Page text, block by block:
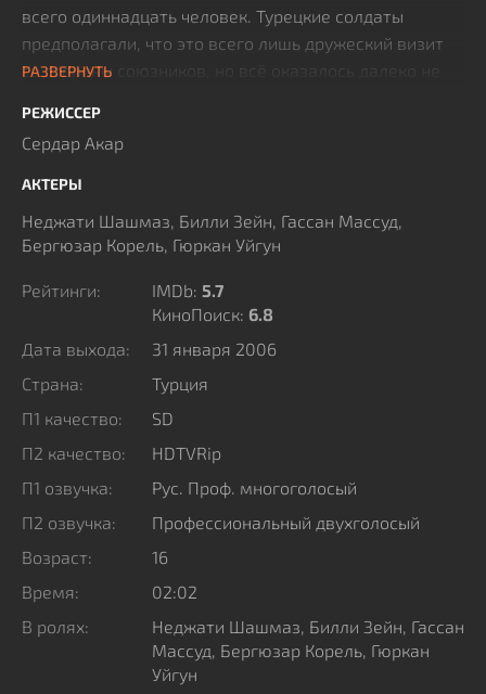
всего одиннадцать человек. Турецкие солдаты
предполагали, что это всего лишь дружеский визит
со стороны союзников, но всё оказалось далеко не
регионе и в тот день одиннадцать турецких солдат
были депортированы с капюшонами на головах, без
уважения их чести и достоинства и на глазах
Аслан, не может выдержать такого позора и кончает
жизнь самоубийством. В своей предсмертной
записке он обращается к своему старому другу,
опытному агенту турецких спецслужб Полату
Алемдару. Полат не может не выполнить последнюю
чтобы найти людей, погубивших его честь и
вынудивших расстаться с жизнью. То, что он увидел
там, разительно отличалось от ситуации,
потрясло его до глубины души. Виновником позора
Сулеймана и многих других преступлений против
человечности оказывается командир специальных
подразделений американских войск Сэм Уильям
многочисленных жертв Маршалла, молодой
девушкой Лейлой, и в своих поисках справедливости
РАЗВЕРНУТЬ
РЕЖИССЕР
Сердар Акар
АКТЕРЫ
Неджати Шашмаз, Билли Зейн, Гассан Массуд,
Бергюзар Корель, Гюркан Уйгун
Рейтинги: IMDb: 5.7
КиноПоиск: 6.8
Дата выхода:
31 января 2006
Страна:
Турция
П1 качество:
SD
П2 качество:
HDTVRip
П1 озвучка:
Рус. Проф. многоголосый
П2 озвучка:
Профессиональный двухголосый
Возраст:
16
Время:
02:02
В ролях:
Неджати Шашмаз, Билли Зейн, Гассан
Массуд, Бергюзар Корель, Гюркан
Уйгун